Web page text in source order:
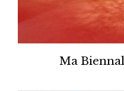
Ma